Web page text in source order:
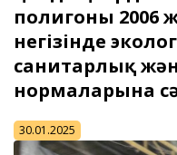
полигоны 2006
негізінде
санитарлық
нормаларына
30.01.2025